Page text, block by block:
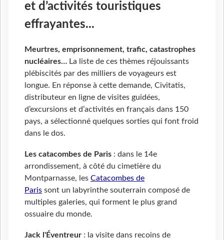
et d’activités touristiques
effrayantes...
Meurtres, emprisonnement, trafic, catastrophes
nucléaires… La liste de ces thèmes réjouissants
plébiscités par des milliers de voyageurs est
longue. En réponse à cette demande, Civitatis,
distributeur en ligne de visites guidées,
d’excursions et d’activités en français dans 150
pays, a sélectionné quelques sorties qui font froid
dans le dos.
Les catacombes de Paris : dans le 14e
arrondissement, à côté du cimetière du
Montparnasse, les Catacombes de
Paris sont un labyrinthe souterrain composé de
multiples galeries, qui forment le plus grand
ossuaire du monde.
Jack l'Éventreur : la visite dans recoins de